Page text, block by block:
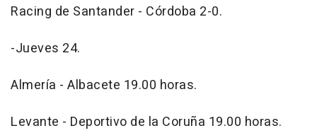
Racing de Santander - Córdoba 2-0.
-Jueves 24.
Almería - Albacete 19.00 horas.
Levante - Deportivo de la Coruña 19.00 horas.